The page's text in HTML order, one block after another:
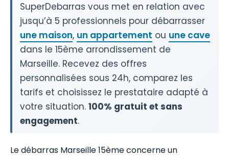
SuperDebarras vous met en relation avec
jusqu’à 5 professionnels pour débarrasser
une maison, un appartement ou une cave
dans le 15ème arrondissement de
Marseille. Recevez des offres
personnalisées sous 24h, comparez les
tarifs et choisissez le prestataire adapté à
votre situation. 100% gratuit et sans
engagement.
Le débarras Marseille 15ème concerne un